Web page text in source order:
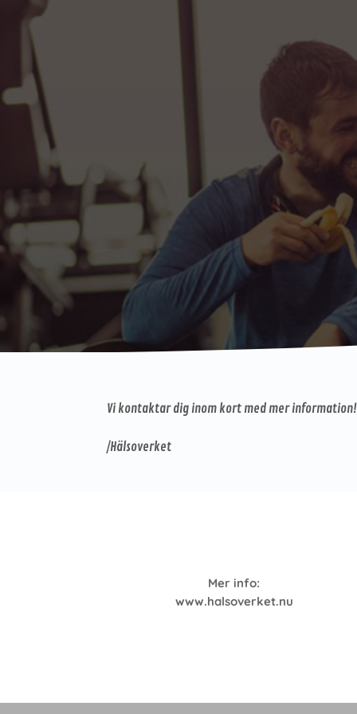
Vi kontaktar dig inom kort med mer
/Hälsoverket
Mer info:
www.halsoverket.nu